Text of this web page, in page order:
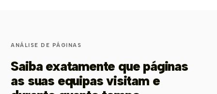
ANÁLISE DE PÁGINAS
Saiba exatamente que páginas
as suas equipas visitam e